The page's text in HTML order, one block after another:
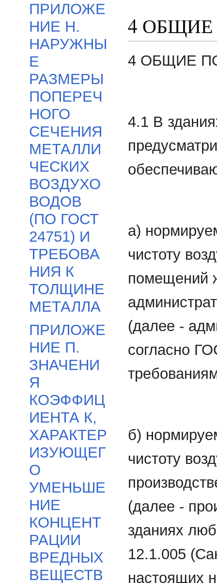
ПРИЛОЖЕ
НИЕ Н.
НАРУЖНЫ
Е
РАЗМЕРЫ
ПОПЕРЕЧ
НОГО
СЕЧЕНИЯ
МЕТАЛЛИ
ЧЕСКИХ
ВОЗДУХО
ВОДОВ
(ПО ГОСТ
24751) И
ТРЕБОВА
НИЯ К
ТОЛЩИНЕ
МЕТАЛЛА
ПРИЛОЖЕ
НИЕ П.
ЗНАЧЕНИ
Я
КОЭФФИЦ
ИЕНТА К,
ХАРАКТЕР
ИЗУЮЩЕГ
О
УМЕНЬШЕ
НИЕ
КОНЦЕНТ
РАЦИИ
ВРЕДНЫХ
ВЕЩЕСТВ
4
4 ОБЩИЕ
4.1 В
а)
чистоту
помещений
(далее -
согласно
б)
чистоту
(далее -
зданиях
12.1.005
настоящих